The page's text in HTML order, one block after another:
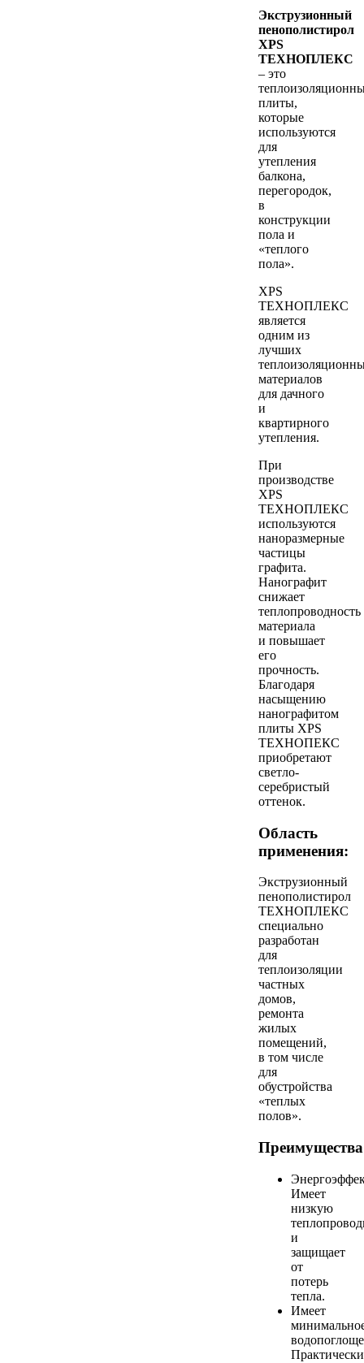
Экструзионный
пенополистирол
XPS
ТЕХНОПЛЕКС
– это
плиты,
которые
используются
для
утепления
балкона,
перегородок,
в
конструкции
пола и
«теплого
пола».
XPS
ТЕХНОПЛЕКС
является
одним из
лучших
материалов
для дачного
и
квартирного
утепления.
При
производстве
XPS
ТЕХНОПЛЕКС
используются
наноразмерные
частицы
графита.
Нанографит
снижает
теплопроводность
материала
и повышает
его
прочность.
Благодаря
насыщению
нанографитом
плиты XPS
ТЕХНОПЕКС
приобретают
светло-
серебристый
оттенок.
Область
применения:
Экструзионный
пенополистирол
ТЕХНОПЛЕКС
специально
разработан
для
теплоизоляции
частных
домов,
ремонта
жилых
помещений,
в том числе
для
обустройства
«теплых
полов».
Преимущества
Имеет
низкую
и
защищает
от
потерь
тепла.
Имеет
Практически